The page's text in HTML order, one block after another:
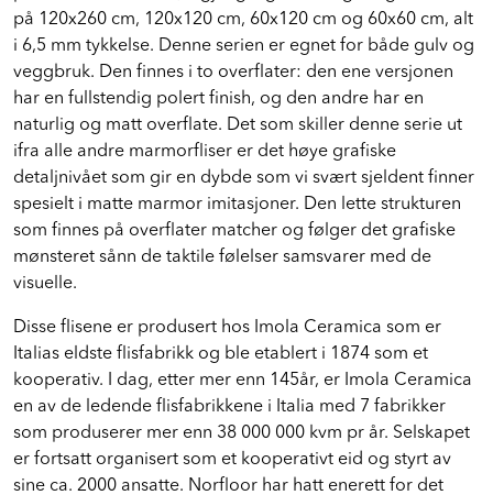
på 120x260 cm, 120x120 cm, 60x120 cm og 60x60 cm, alt
i 6,5 mm tykkelse. Denne serien er egnet for både gulv og
veggbruk. Den finnes i to overflater: den ene versjonen
har en fullstendig polert finish, og den andre har en
naturlig og matt overflate. Det som skiller denne serie ut
ifra alle andre marmorfliser er det høye grafiske
detaljnivået som gir en dybde som vi svært sjeldent finner
spesielt i matte marmor imitasjoner. Den lette strukturen
som finnes på overflater matcher og følger det grafiske
mønsteret sånn de taktile følelser samsvarer med de
visuelle.
Disse flisene er produsert hos Imola Ceramica som er
Italias eldste flisfabrikk og ble etablert i 1874 som et
kooperativ. I dag, etter mer enn 145år, er Imola Ceramica
en av de ledende flisfabrikkene i Italia med 7 fabrikker
som produserer mer enn 38 000 000 kvm pr år. Selskapet
er fortsatt organisert som et kooperativt eid og styrt av
sine ca. 2000 ansatte. Norfloor har hatt enerett for det